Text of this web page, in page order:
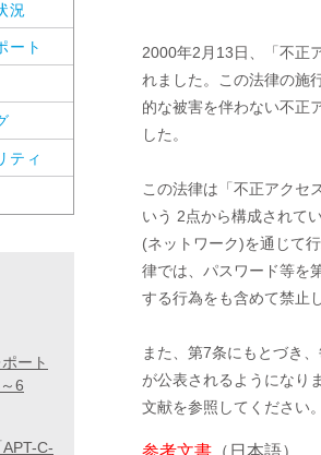
2000年2月13日、「不正
れました。この法律の施
的な被害を伴わない不正
した。
この法律は「不正アクセ
いう 2点から構成されて
(ネットワーク)を通じて
律では、パスワード等を
する行為をも含めて禁止
また、第7条にもとづき
が公表されるようになり
文献を参照してください。
参考文書 （日本語）
況
ート
ティ
ート
6
C-